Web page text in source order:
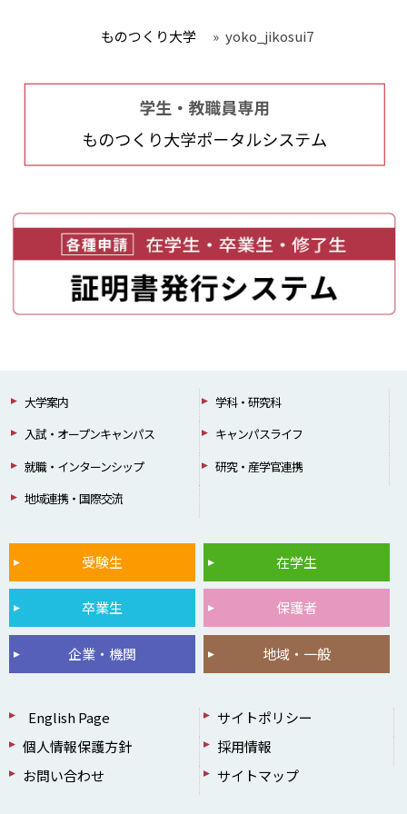
ものつくり大学 » yoko_jikosui7
大学案内
学科・研究科
入試・オープンキャンパス
キャンパスライフ
就職・インターンシップ
研究・産学官連携
地域連携・国際交流
受験生 在学生
卒業生 保護者
企業・機関 地域・一般
English Page
サイトポリシー
個人情報保護方針
採用情報
お問い合わせ
サイトマップ